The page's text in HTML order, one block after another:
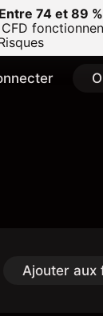
Entre 74 et 89
Ajouter aux